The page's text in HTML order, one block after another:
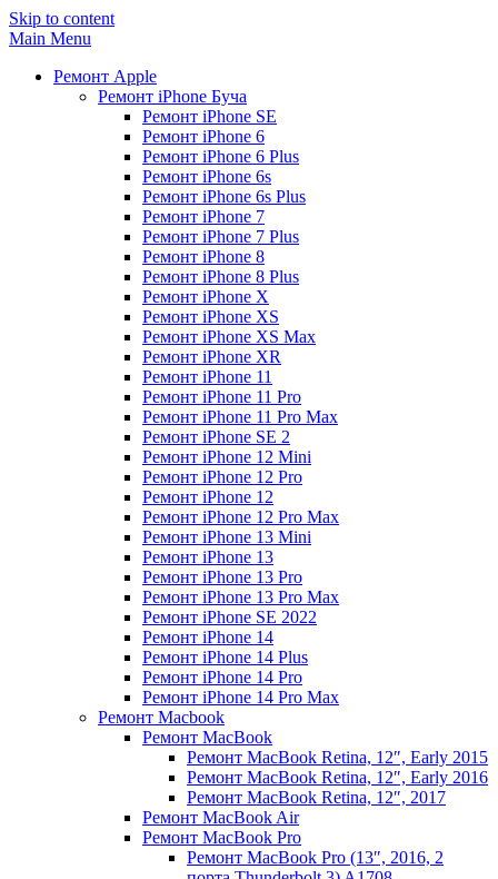
Skip to content
Main Menu
Ремонт Apple
Ремонт iPhone Буча
Ремонт iPhone SE
Ремонт iPhone 6
Ремонт iPhone 6 Plus
Ремонт iPhone 6s
Ремонт iPhone 6s Plus
Ремонт iPhone 7
Ремонт iPhone 7 Plus
Ремонт iPhone 8
Ремонт iPhone 8 Plus
Ремонт iPhone X
Ремонт iPhone XS
Ремонт iPhone XS Max
Ремонт iPhone XR
Ремонт iPhone 11
Ремонт iPhone 11 Pro
Ремонт iPhone 11 Pro Max
Ремонт iPhone SE 2
Ремонт iPhone 12 Mini
Ремонт iPhone 12 Pro
Ремонт iPhone 12
Ремонт iPhone 12 Pro Max
Ремонт iPhone 13 Mini
Ремонт iPhone 13
Ремонт iPhone 13 Pro
Ремонт iPhone 13 Pro Max
Ремонт iPhone SE 2022
Ремонт iPhone 14
Ремонт iPhone 14 Plus
Ремонт iPhone 14 Pro
Ремонт iPhone 14 Pro Max
Ремонт Macbook
Ремонт MacBook
Ремонт MacBook Retina, 12″, Early 2015
Ремонт MacBook Retina, 12″, Early 2016
Ремонт MacBook Retina, 12″, 2017
Ремонт MacBook Air
Ремонт MacBook Pro
Ремонт MacBook Pro (13″, 2016, 2